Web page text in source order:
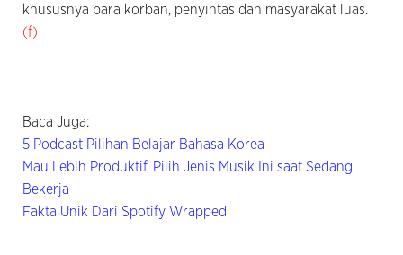
khususnya para korban, penyintas dan masyarakat luas.
(f)
Baca Juga:
5 Podcast Pilihan Belajar Bahasa Korea
Mau Lebih Produktif, Pilih Jenis Musik Ini saat Sedang
Bekerja
Fakta Unik Dari Spotify Wrapped